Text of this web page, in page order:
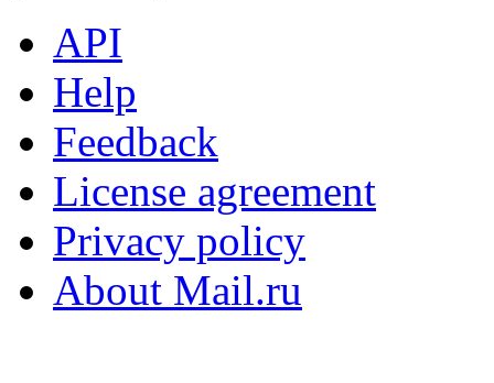
API
Help
Feedback
License agreement
Privacy policy
About Mail.ru